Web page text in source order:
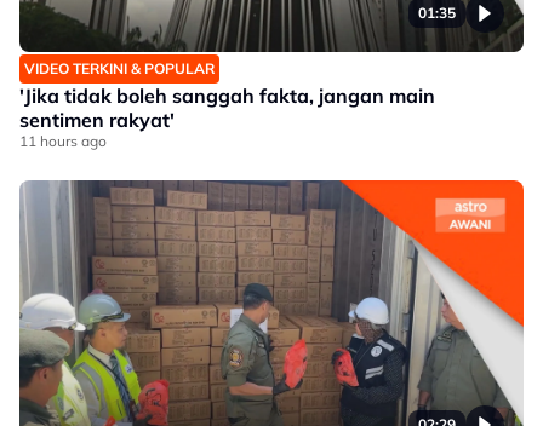
01:35
VIDEO TERKINI & POPULAR
'Jika tidak boleh sanggah fakta, jangan main
sentimen rakyat'
11 hours ago